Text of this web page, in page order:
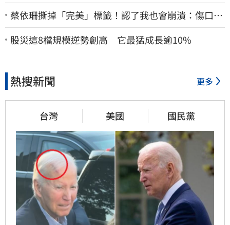
蔡依珊撕掉「完美」標籤！認了我也會崩潰：傷口終
究會癒合
股災這8檔規模逆勢創高 它最猛成長逾10%
熱搜新聞 更多
台灣 美國 國民黨